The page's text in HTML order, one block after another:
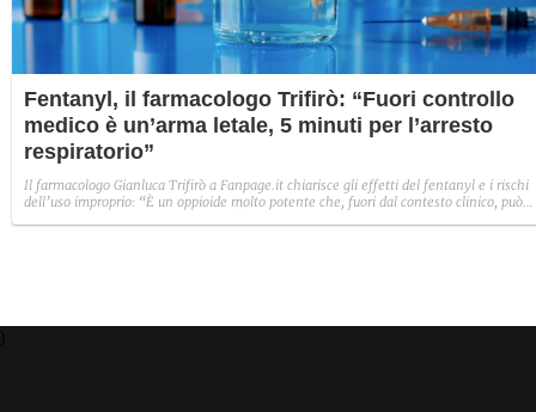
Fentanyl, il farmacologo Trifirò: “Fuori controllo
medico è un’arma letale, 5 minuti per l’arresto
respiratorio”
Il farmacologo Gianluca Trifirò a Fanpage.it chiarisce gli effetti del fentanyl e i rischi
dell’uso improprio: “È un oppioide molto potente che, fuori dal contesto clinico, può